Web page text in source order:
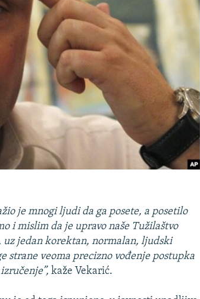
je mnogi ljudi da ga posete, a posetilo
i mislim da je upravo naše Tužilaštvo
uz jedan korektan, normalan, ljudski
strane veoma precizno vođenje postupka
kaže Vekarić.